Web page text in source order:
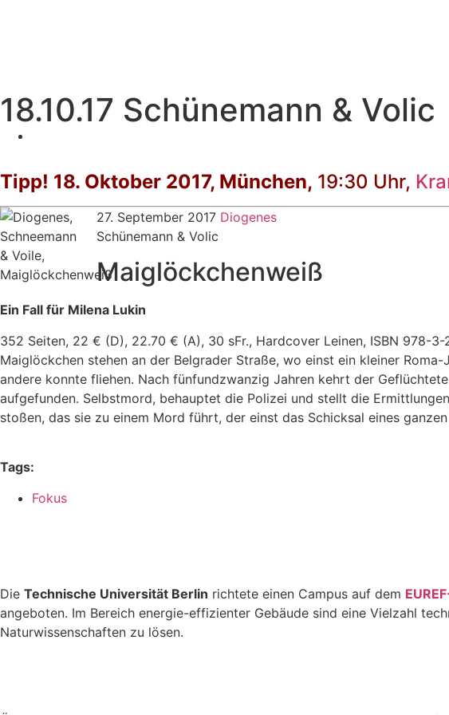
18.10.17 Schünemann & Volic
Tipp! 18. Oktober 2017, München, 19:30 Uhr,
27. September 2017 Diogenes
Schünemann & Volic
Maiglöckchenweiß
Ein Fall für Milena Lukin
352 Seiten, 22 € (D), 22.70 € (A), 30 sFr., Hardcover Leinen, ISBN 978-
Maiglöckchen stehen an der Belgrader Straße, wo einst ein kleiner
andere konnte fliehen. Nach fünfundzwanzig Jahren kehrt der
aufgefunden. Selbstmord, behauptet die Polizei und stellt die
stoßen, das sie zu einem Mord führt, der einst das Schicksal eines
Tags:
Fokus
Die Technische Universität Berlin richtete einen Campus auf dem
angeboten. Im Bereich energie-effizienter Gebäude sind eine Vielzahl
Naturwissenschaften zu lösen.